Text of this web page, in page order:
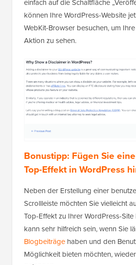
einfach auf die Schaltfläche
können Ihre WordPress-Website
WebKit-Browser besuchen, um
Aktion zu sehen.
Bonustipp: Fügen Sie
Top-Effekt in WordPress
Neben der Erstellung einer
Scrollleiste möchten Sie vielleicht
Top-Effekt zu Ihrer WordPress-
kann sehr hilfreich sein, wenn Sie
Blogbeiträge haben und den
Möglichkeit bieten möchten,